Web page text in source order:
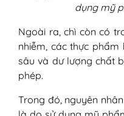
dụng mỹ
Ngoài ra, chì còn có
nhiễm, các thực
sâu và dư lượng chất
phép.
Trong đó, nguyên